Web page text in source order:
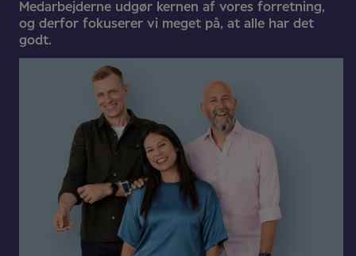
Medarbejderne udgør kernen af vores forretning,
og derfor fokuserer vi meget på, at alle har det
godt.